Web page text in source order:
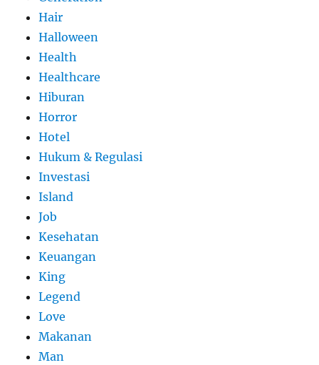
Hair
Halloween
Health
Healthcare
Hiburan
Horror
Hotel
Hukum & Regulasi
Investasi
Island
Job
Kesehatan
Keuangan
King
Legend
Love
Makanan
Man